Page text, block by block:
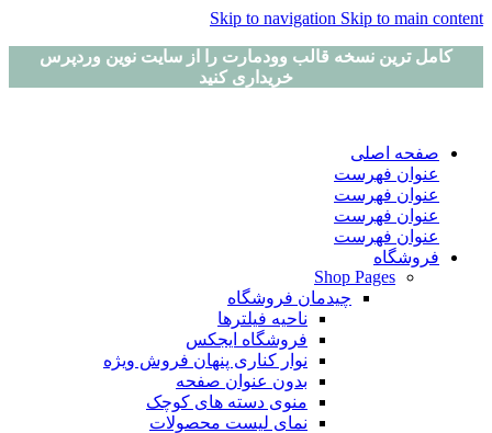
Skip to navigation Skip to main content
کامل ترین نسخه قالب وودمارت را از سایت نوین وردپرس
خریداری کنید
صفحه اصلی
عنوان فهرست
عنوان فهرست
عنوان فهرست
عنوان فهرست
فروشگاه
Shop Pages
چیدمان فروشگاه
ناحیه فیلترها
فروشگاه ایجکس
نوار کناری پنهان فروش ویژه
بدون عنوان صفحه
منوی دسته های کوچک
نمای لیست محصولات